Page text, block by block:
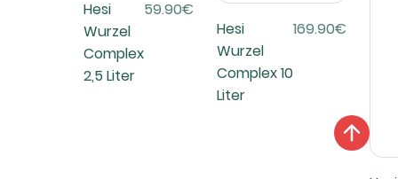
Hesi
Wurzel
Complex
2,5 Liter
59.90€
Hesi
Wurzel
Complex 10
Liter
169.90€